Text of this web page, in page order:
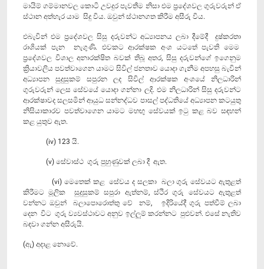
මායිම් ගම්මානවල කොටි උවදුර පැවතීම නිසා එම ප්‍රදේශවල ගුරුවරුන් ඒ
ස්ථාන අත්හැර යාම සිදු විය. ඔවුන් ස්ථානගත කිරීම අසීරු විය.
එබැවින් එම ප්‍රදේශවල සිසු දරුවන්ට අධ්‍යාපනය ලබා දීමේදී දුෂ්කරතා
රාශියක් පැන නැගුණි. එවකට ආරක්ෂක අංශ යටතේ පැවති මෙම
ප්‍රදේශවල විශාල අනාරක්ෂිත බවක් තිබූ අතර, සිසු දරුවන්ගේ ඉගෙනුම
ක්‍රියාවලිය පවත්වාගෙන යාමට සිවිල් ජනතාව යොදා ගැනීම අපහසු බැවින්
අධ්‍යාපන සුදුසුකම් සපුරන ලද සිවිල් ආරක්ෂක අංශයේ නිලධාරින්
ගුරුවරුන් ලෙස සේවයේ යොදා ගන්නා ලදි. එම නිලධාරින් සිසු දරුවන්ට
ආරක්ෂාවද සලසමින් ආයුධ සන්නද්ධව පාසල් පද්ධතියේ අධ්‍යාපන කටයුතු
නිසියාකාරව පවත්වාගෙන යාමට මහඟු සේවයක් ඉටු කළ බව සඳහන්
කළ යුතුව ඇත.
(iv) 123 යි.
(v) සේවාස්ථ ගුරු පුහුණුවක් ලබා දී ඇත.
(vi) මෙතෙක් කළ සේවය ද සලකා බලා ගුරු සේවයට ඇතුළත්
කිරීමට මූලික සුදුසුකම් සපුරා ඇත්නම්, ස්ථිර ගුරු සේවයට ඇතුළත්
වන්නට ඔවුන් බලාපොරොත්තු වේ නම්, ඉදිරියේදී ගුරු පත්වීම් ලබා
දෙන විට ගුරු ව්‍යවස්ථාවට අනුව ඉල්ලුම් කරන්නට පුළුවන්. එසේ නැතිව
බඳවා ගන්න අසීරුයි.
(ඇ) අදාළ නොවේ.